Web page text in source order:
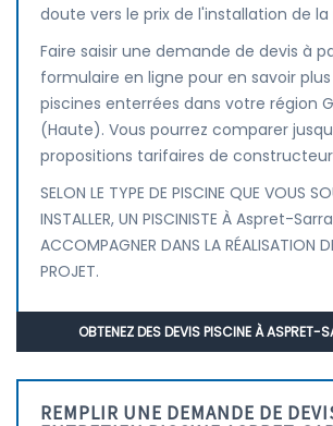
doute vers le prix de l'installation de la
Faire saisir une demande de devis à
formulaire en ligne pour en savoir plus
piscines enterrées dans votre région
(Haute). Vous pourrez comparer
propositions tarifaires de
SELON LE TYPE DE PISCINE QUE VOUS
INSTALLER, UN PISCINISTE À Aspret-
ACCOMPAGNER DANS LA RÉALISATION
PROJET.
OBTENEZ DES DEVIS PISCINE À ASPRET-
REMPLIR UNE DEMANDE DE